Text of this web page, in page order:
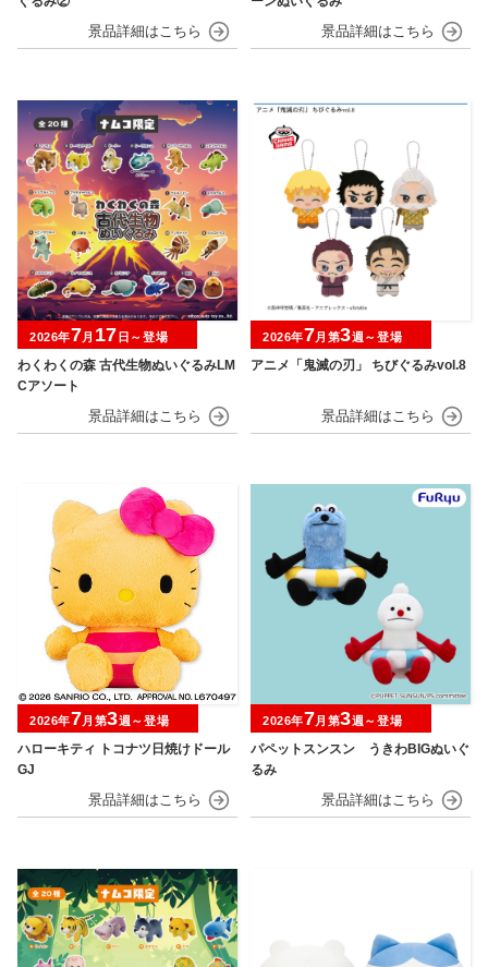
わくわくの森 古代生物ぬいぐるみLM
Cアソート
2026年7月 17 日～登場
アニメ「鬼滅の刃」 ちびぐるみvol.8
2026年7月第3週～登場
ハローキティ トコナツ日焼けドール
GJ
2026年7月第3週～登場
パペットスンスン うきわBIGぬいぐ
るみ
2026年7月第3週～登場